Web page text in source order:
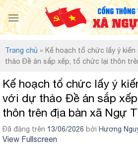
Chuyển
đến
nội
Trang chủ » Kế hoạch tổ chức lấy ý
thảo Đề án sắp xếp, tổ chức lại thôn
Kế hoạch tổ chức lấy ý
với dự thảo Đề án sắp
thôn trên địa bàn xã Ngự
Đã đăng trên 13/06/2026 bởi Hương
View Fullscreen